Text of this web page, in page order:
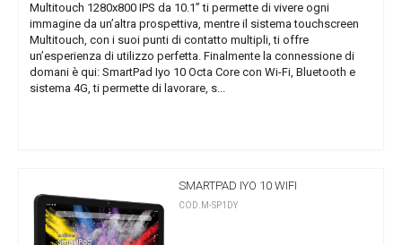
Multitouch 1280x800 IPS da 10.1” ti permette di vivere ogni
immagine da un’altra prospettiva, mentre il sistema touchscreen
Multitouch, con i suoi punti di contatto multipli, ti offre
un’esperienza di utilizzo perfetta. Finalmente la connessione di
domani è qui: SmartPad Iyo 10 Octa Core con Wi-Fi, Bluetooth e
sistema 4G, ti permette di lavorare, s...
SMARTPAD IYO 10 WIFI
COD.M-SP1DY